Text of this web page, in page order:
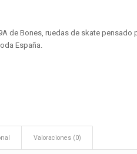
de Bones, ruedas de skate
España.
Valoraciones (0)